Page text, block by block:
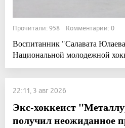
Прочитали: 958 Комментарии: 0
Воспитанник "Салавата
Национальной молодежной
22:11, 3 авг 2026
Экс-хоккеист
получил неожиданное